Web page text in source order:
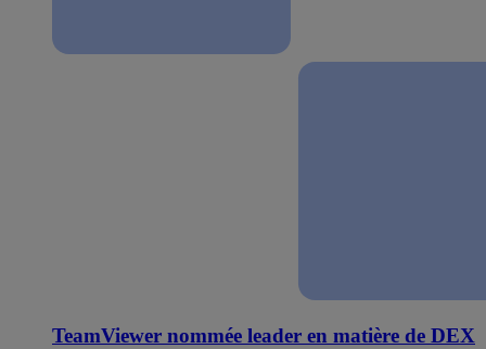
TeamViewer nommée leader en matière de DEX